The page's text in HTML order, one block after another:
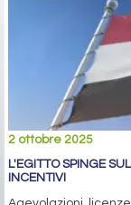
2 ottobre 2025
L'EGITTO SPINGE
INCENTIVI